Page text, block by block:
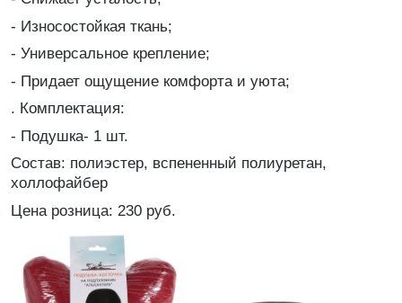
- Износостойкая ткань;
- Универсальное крепление;
- Придает ощущение комфорта и уюта;
. Комплектация:
- Подушка- 1 шт.
Состав: полиэстер, вспененный полиуретан,
холлофайбер
Цена розница: 230 руб.